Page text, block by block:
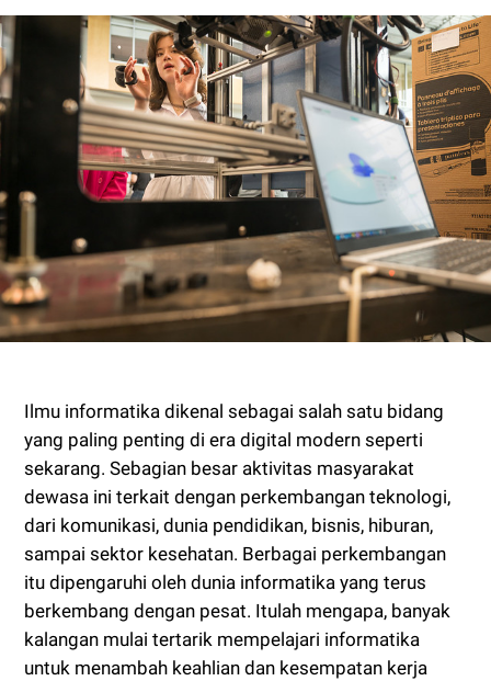
Ilmu informatika dikenal sebagai salah satu bidang
yang paling penting di era digital modern seperti
sekarang. Sebagian besar aktivitas masyarakat
dewasa ini terkait dengan perkembangan teknologi,
dari komunikasi, dunia pendidikan, bisnis, hiburan,
sampai sektor kesehatan. Berbagai perkembangan
itu dipengaruhi oleh dunia informatika yang terus
berkembang dengan pesat. Itulah mengapa, banyak
kalangan mulai tertarik mempelajari informatika
untuk menambah keahlian dan kesempatan kerja